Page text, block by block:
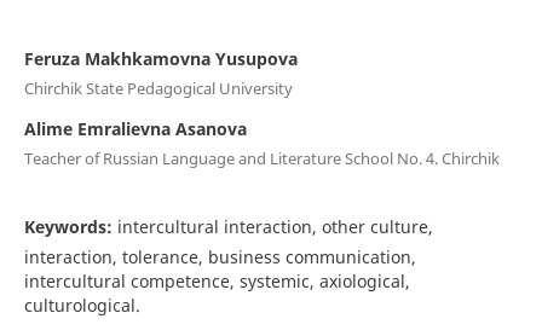
Feruza Makhkamovna Yusupova
Chirchik State Pedagogical University
Alime Emralievna Asanova
Teacher of Russian Language and Literature School No. 4. Chirchik
Keywords: intercultural interaction, other culture,
interaction, tolerance, business communication,
intercultural competence, systemic, axiological,
culturological.